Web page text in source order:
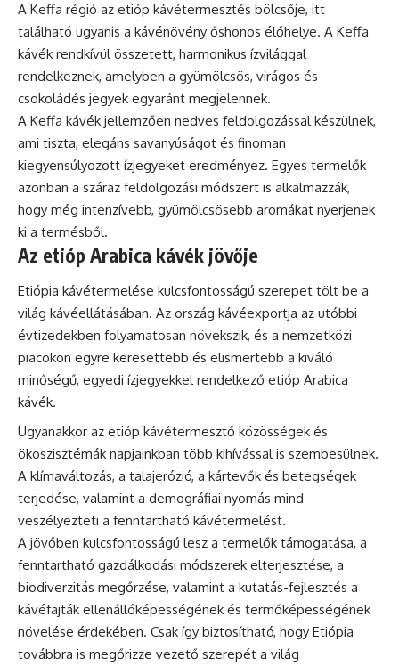
A Keffa régió az etióp kávétermesztés bölcsője, itt
található ugyanis a kávénövény őshonos élőhelye. A Keffa
kávék rendkívül összetett, harmonikus ízvilággal
rendelkeznek, amelyben a gyümölcsös, virágos és
csokoládés jegyek egyaránt megjelennek.
A Keffa kávék jellemzően nedves feldolgozással készülnek,
ami tiszta, elegáns savanyúságot és finoman
kiegyensúlyozott ízjegyeket eredményez. Egyes termelők
azonban a száraz feldolgozási módszert is alkalmazzák,
hogy még intenzívebb, gyümölcsösebb aromákat nyerjenek
ki a termésből.
Az etióp Arabica kávék jövője
Etiópia kávétermelése kulcsfontosságú szerepet tölt be a
világ kávéellátásában. Az ország kávéexportja az utóbbi
évtizedekben folyamatosan növekszik, és a nemzetközi
piacokon egyre keresettebb és elismertebb a kiváló
minőségű, egyedi ízjegyekkel rendelkező etióp Arabica
kávék.
Ugyanakkor az etióp kávétermesztő közösségek és
ökoszisztémák napjainkban több kihívással is szembesülnek.
A klímaváltozás, a talajerózió, a kártevők és betegségek
terjedése, valamint a demográfiai nyomás mind
veszélyezteti a fenntartható kávétermelést.
A jövőben kulcsfontosságú lesz a termelők támogatása, a
fenntartható gazdálkodási módszerek elterjesztése, a
biodiverzitás megőrzése, valamint a kutatás-fejlesztés a
kávéfajták ellenállóképességének és termőképességének
növelése érdekében. Csak így biztosítható, hogy Etiópia
továbbra is megőrizze vezető szerepét a világ